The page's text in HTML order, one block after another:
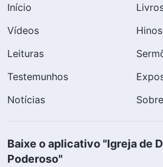
Início
Vídeos
Hinos
Leituras
Testemunhos
Notícias
Baixe o aplicativo "Igreja de
Poderoso"